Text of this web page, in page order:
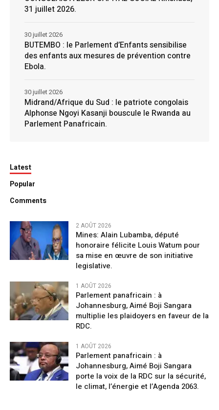
31 juillet 2026.
BUTEMBO : le Parlement d’Enfants sensibilise
des enfants aux mesures de prévention contre
Ebola.
30 juillet 2026
Midrand/Afrique du Sud : le patriote congolais
Alphonse Ngoyi Kasanji bouscule le Rwanda au
Parlement Panafricain.
30 juillet 2026
Latest
Popular
Comments
2 AOÛT 2026
Mines: Alain Lubamba, député
honoraire félicite Louis Watum pour
sa mise en œuvre de son initiative
legislative.
1 AOÛT 2026
Parlement panafricain : à
Johannesburg, Aimé Boji Sangara
multiplie les plaidoyers en faveur de la
RDC.
1 AOÛT 2026
Parlement panafricain : à
Johannesburg, Aimé Boji Sangara
porte la voix de la RDC sur la sécurité,
le climat, l’énergie et l’Agenda 2063.